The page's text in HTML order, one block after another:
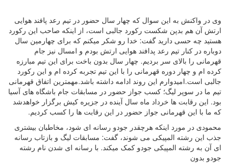
وی در واکنش به این سوال که چهار سال حضور در تیم رعد پافند هوایی
ارتش آن هم بدپن شکست رکورد جالبی است، از اینکه صاحب این رکورد
هستید چه حسی دارید گفت: خدا رو شکر میکنم که برای چهارمین سال
دوباره در کنار تیم رعد پدافند هوایی ارتش بودم و امسال نیز جام
قهرمانی را بالای سر بردیم. چهار سال بدون باخت برای این تیم مبارزه
کرده ام و چهار دوره قهرمانی را با این تیم تجربه کرده ام و این رکورد
جالبی است.امیدوارم این روند ادامه داشته باشد.مهمترین اتفاق قهرمانی
تیم ما در سوپر لیگ؛ کسب جواز حضور در مسابقات جام باشگاه های آسیا
بود. این رقابت ها خرداد ماه سال آینده در جزیره کیش برگزار خواهدشد
که ما با این قهرمانی جواز حضور در این رقابت ها را کسب کردیم.
محمودی در مورد اینکه هرچقدر جودو رسانه ای شود، مخاطبان بیشتری
جذب این رشته المپیکی می شوند، گفت: مسابقات لیگ و بازتاب رسانه
ای آن به رشته المپیکی جودو کمک میکند. با رسانه ای شدن نام رشته
جودو بدون